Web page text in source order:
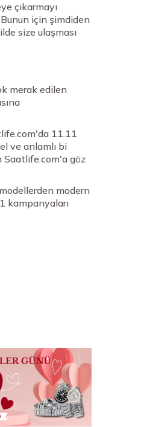
çıkarmayı
için şimdiden
size ulaşması
merak edilen
11.11
ve anlamlı bi
Saatlife.com'a göz
modern
kampanyaları